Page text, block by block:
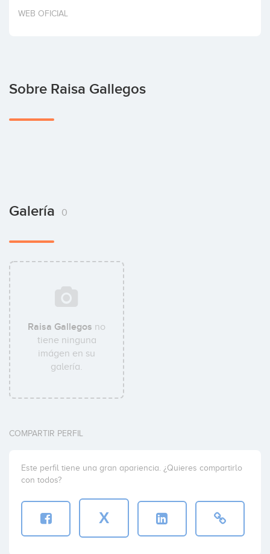
Invertir
WEB OFICIAL
Sobre Raisa Gallegos
Galería 0
Raisa Gallegos no
tiene ninguna
imágen en su
galería.
COMPARTIR PERFIL
Este perfil tiene una gran apariencia. ¿Quieres compartirlo
con todos?
X